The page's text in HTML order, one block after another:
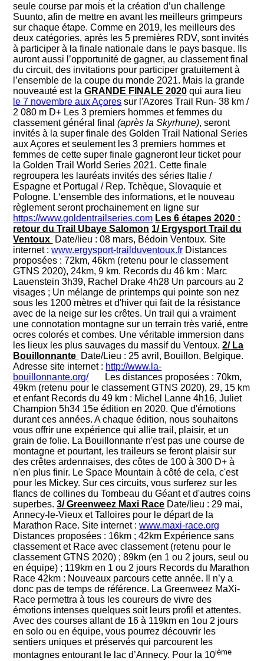
seule course par mois et la création d’un challenge
Suunto, afin de mettre en avant les meilleurs grimpeurs
sur chaque étape. Comme en 2019, les meilleurs des
deux catégories, après les 5 premières RDV, sont invités
à participer à la finale nationale dans le pays basque. Ils
auront aussi l’opportunité de gagner, au classement final
du circuit, des invitations pour participer gratuitement à
l’ensemble de la coupe du monde 2021. Mais la grande
nouveauté est laGRANDE FINALE 2020 qui aura lieu
le 7 novembre aux Açores sur l'Azores Trail Run- 38 km /
2 080 m D+ Les 3 premiers hommes et femmes du
classement général final(après la Skyrhune), seront
invités à la super finale des Golden Trail National Series
aux Açores et seulement les 3 premiers hommes et
femmes de cette super finale gagneront leur ticket pour
la Golden Trail World Series 2021. Cette finale
regroupera les lauréats invités des séries Italie /
Espagne et Portugal / Rep. Tchèque, Slovaquie et
Pologne. L‘ensemble des informations, et le nouveau
règlement seront prochainement en ligne sur
https://www.goldentrailseries.com Les 6 étapes 2020 :
retour du Trail Ubaye Salomon 1/ Ergysport Trail du
Ventoux Date/lieu : 08 mars, Bédoin Ventoux. Site
internet :www.ergysport-trailduventoux.fr Distances
proposées : 72km, 46km (retenu pour le classement
GTNS 2020), 24km, 9 km. Records du 46 km : Marc
Lauenstein 3h39, Rachel Drake 4h28 Un parcours au 2
visages ; Un mélange de printemps qui pointe son nez
sous les 1200 mètres et d'hiver qui fait de la résistance
avec de la neige sur les crêtes. Un trail qui a vraiment
une connotation montagne sur un terrain très varié, entre
ocres colorés et combes. Une véritable immersion dans
les lieux les plus sauvages du massif du Ventoux.2/ La
Bouillonnante Date/Lieu : 25 avril, Bouillon, Belgique.
Adresse site internet : http://www.la-
bouillonnante.org/
Les distances proposées : 70km,
49km (retenu pour le classement GTNS 2020), 29, 15 km
et enfant Records du 49 km : Michel Lanne 4h16, Juliet
Champion 5h34 15e édition en 2020. Que d'émotions
durant ces années. A chaque édition, nous souhaitons
vous offrir une expérience qui allie trail, plaisir, et un
grain de folie. La Bouillonnante n'est pas une course de
montagne et pourtant, les traileurs se feront plaisir sur
des crêtes ardennaises, des côtes de 100 à 300 D+ à
n'en plus finir. Le Space Mountain à côté de cela, c'est
pour les Mickey. Sur ces circuits, vous surferez sur les
flancs de collines du Tombeau du Géant et d'autres coins
superbes.3/ Greenweez Maxi Race Date/lieu : 29 mai,
Annecy-le-Vieux et Talloires pour le départ de la
Marathon Race. Site internet :www.maxi-race.org
Distances proposées : 16km ; 42km Expérience sans
classement et Race avec classement (retenu pour le
classement GTNS 2020) ; 89km (en 1 ou 2 jours, seul ou
en équipe) ; 119km en 1 ou 2 jours Records du Marathon
Race 42km : Nouveaux parcours cette année. Il n’y a
donc pas de temps de référence. La Greenweez MaXi-
Race permettra à tous les coureurs de vivre des
émotions intenses quelques soit leurs profil et attentes.
Avec des courses allant de 16 à 119km en 1ou 2 jours
en solo ou en équipe, vous pourrez découvrir les
sentiers uniques et préservés qui parcourent les
montagnes entourant le lac d’Annecy. Pour la 10ième